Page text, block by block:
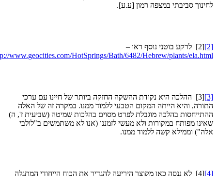
סביבתי במצפה רמון [ע.ע].
[2] לרקע בוטני נוסף ראו –
http://www.geocities.com/HotSprings/Bath/6482/Hebrew/plants/
[3] ההלכה היא נקודת ההשקה החזקה ביותר של חיינו עם ערכי
והיא הייתה המקום הטבעי ללמוד ממנו. במקרה זה של האלה
בהלכה מוגבלת לפרט מסוים בהלכות שמיטה (שביעית ז', ה)
מפותח במקורות ולא מעשי לזמננו (אנו לא משתמשים ב"לולבי
וממילא קשה ללמוד ממנו.
[4] לא ננסה כאן מקוצר היריעה להגדיר את הכוח הייחודי המתגלה